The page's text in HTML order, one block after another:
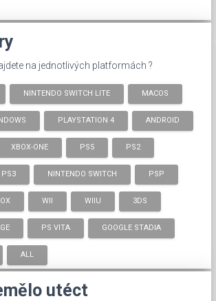
na jednotlivých platformách ?
NINTENDO SWITCH LITE MACOS
PLAYSTATION 4 ANDROID
XBOX-ONE PS5 PS2
PS3 NINTENDO SWITCH PSP
WII WIIU 3DS
PS VITA GOOGLE STADIA
ALL
utéct